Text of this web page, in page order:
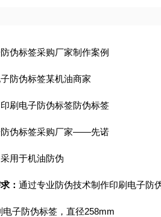
伪标签采购厂家制作案例
防伪标签某机油商家
刷电子防伪标签防伪标签
防伪标签采购厂家——先诺
采用于机油防伪
： 通过专业防伪技术制作印刷电子防
电子防伪标签，直径258mm